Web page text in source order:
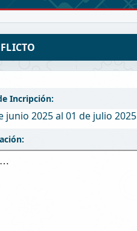
Incripción:
junio 2025 al 01 de julio 2025